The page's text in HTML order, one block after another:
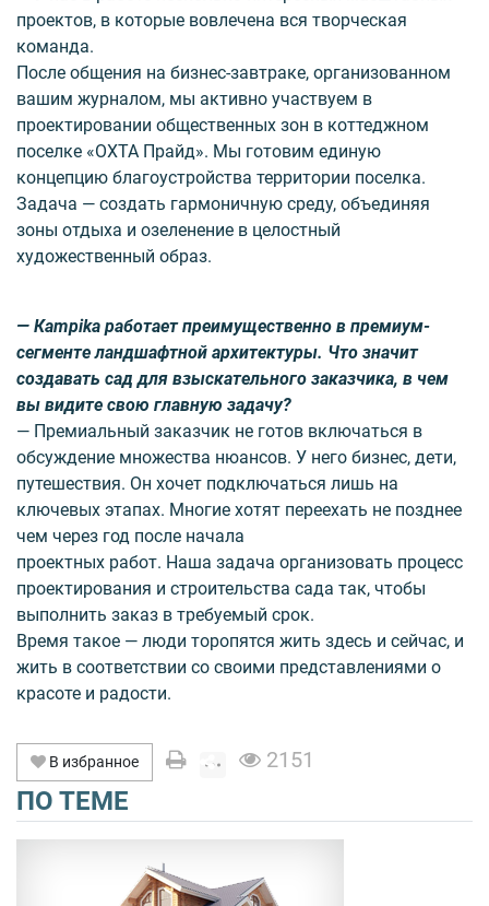
проектов, в которые вовлечена вся творческая
команда.
После общения на бизнес-завтраке, организованном
вашим журналом, мы активно участвуем в
проектировании общест­венных зон в коттеджном
поселке «ОХТА Прайд». Мы готовим единую
концепцию благоустройства территории поселка.
Задача — создать гармоничную среду, объединяя
зоны отдыха и озеленение в целостный
художественный образ.
— Каmpika работает преимущественно в премиум-
сегменте ландшафтной архитектуры. Что значит
создавать сад для взыскательного заказчика, в чем
вы видите свою главную задачу?
— Премиальный заказчик не готов включаться в
обсуждение множества нюансов. У него бизнес, дети,
путешествия. Он хочет подключаться лишь на
ключевых этапах. Многие хотят переехать не позднее
чем через год после начала
проектных работ. Наша задача организовать процесс
проектирования и строительства сада так, чтобы
выполнить заказ в требуемый срок.
Время такое — люди торопятся жить здесь и сейчас, и
жить в соответствии со своими представлениями о
красоте и радости.
В избранное 2151
ПО ТЕМЕ